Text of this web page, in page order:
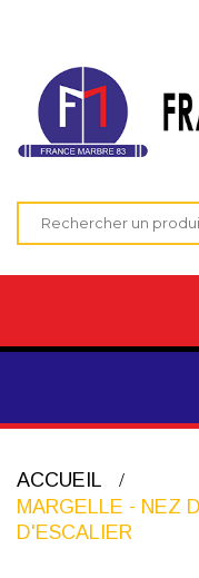
ACCUEIL
MARGELLE - NEZ
D'ESCALIER